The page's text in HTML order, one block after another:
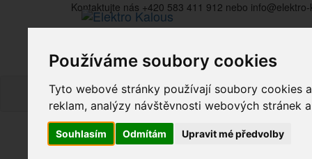
Používáme soubory cookies
Tyto webové stránky používají soubory cookies
reklam, analýzy návštěvnosti webových stránek
Souhlasím Odmítám Upravit mé předvolby
Kontaktujte nás +420 583 411 912 nebo